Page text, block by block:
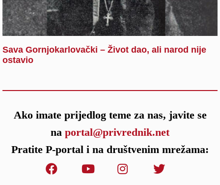
Sava Gornjokarlovački – Život dao, ali narod nije
ostavio
Ako imate prijedlog teme za nas, javite se
na portal@privrednik.net
Pratite P-portal i na društvenim mrežama: